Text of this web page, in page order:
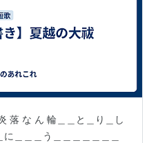
落 な ん 輪＿＿と＿り＿し
＿＿＿う＿＿＿＿＿＿＿